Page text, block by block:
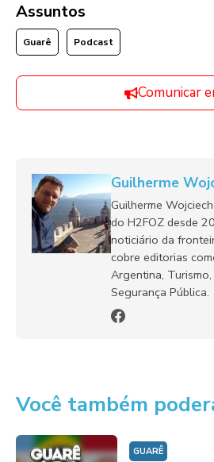
Assuntos
Guarê Podcast
Comunicar
Guilherme
Guilherme
do H2FOZ desde
noticiário da
cobre editorias
Argentina,
Segurança Pública.
Você também
GUARÊ